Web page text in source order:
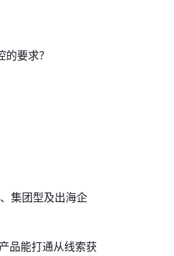
要求？
集团型及出海企
品能打通从线索获